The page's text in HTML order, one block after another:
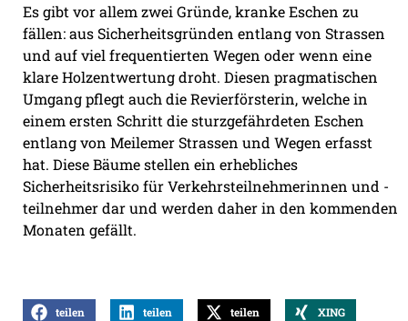
Es gibt vor allem zwei Gründe, kranke Eschen zu
fällen: aus Sicherheitsgründen entlang von Strassen
und auf viel frequentierten Wegen oder wenn eine
klare Holzentwertung droht. Diesen pragmatischen
Umgang pflegt auch die Revierförsterin, welche in
einem ersten Schritt die sturzgefährdeten Eschen
entlang von Meilemer Strassen und Wegen erfasst
hat. Diese Bäume stellen ein erhebliches
Sicherheitsrisiko für Verkehrsteilnehmerinnen und -
teilnehmer dar und werden daher in den kommenden
Monaten gefällt.
teilen teilen teilen
XING